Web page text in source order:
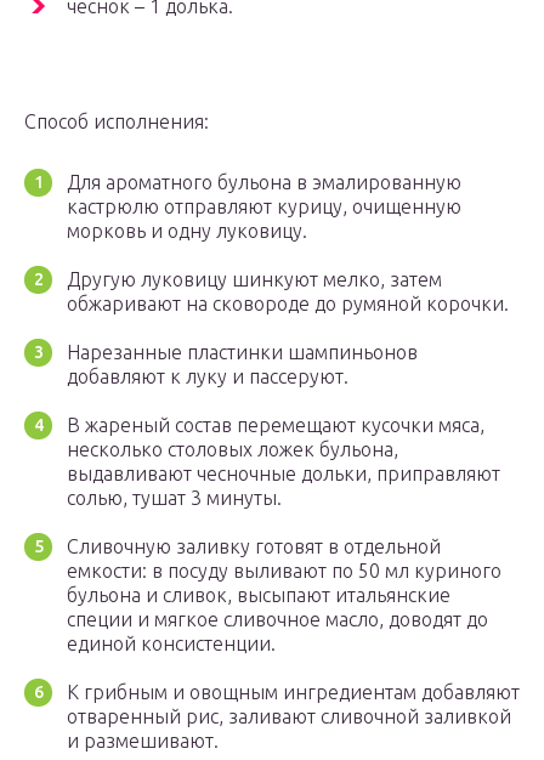
чеснок – 1 долька.
Способ исполнения:
Для ароматного бульона в эмалированную
кастрюлю отправляют курицу, очищенную
морковь и одну луковицу.
Другую луковицу шинкуют мелко, затем
обжаривают на сковороде до румяной корочки.
Нарезанные пластинки шампиньонов
добавляют к луку и пассеруют.
В жареный состав перемещают кусочки мяса,
несколько столовых ложек бульона,
выдавливают чесночные дольки, приправляют
солью, тушат 3 минуты.
Сливочную заливку готовят в отдельной
емкости: в посуду выливают по 50 мл куриного
бульона и сливок, высыпают итальянские
специи и мягкое сливочное масло, доводят до
единой консистенции.
К грибным и овощным ингредиентам добавляют
отваренный рис, заливают сливочной заливкой
и размешивают.